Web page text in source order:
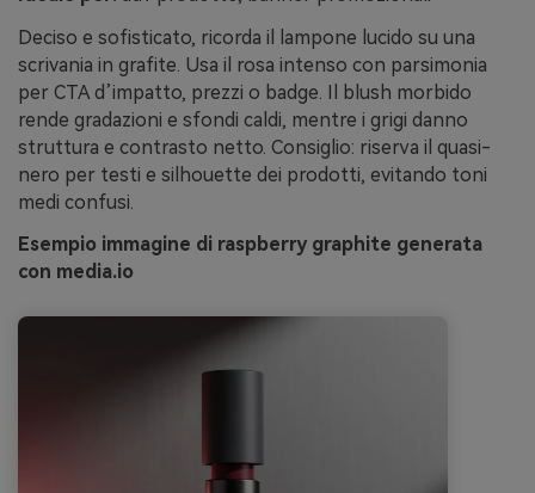
Deciso e sofisticato, ricorda il lampone lucido su una
scrivania in grafite. Usa il rosa intenso con parsimonia
per CTA d’impatto, prezzi o badge. Il blush morbido
rende gradazioni e sfondi caldi, mentre i grigi danno
struttura e contrasto netto. Consiglio: riserva il quasi-
nero per testi e silhouette dei prodotti, evitando toni
medi confusi.
Esempio immagine di raspberry graphite generata
con media.io